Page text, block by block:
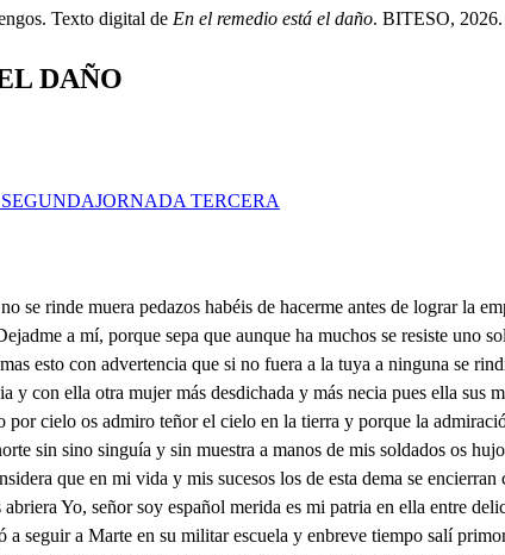
Texto digital de En el remedio está el daño. BITESO, 2026.
DAÑO
JORNADA TERCERA
no hizo si no empezan a dar dichosa una vuelta en favor de nuestra saña cuando volvió ha desacerla Bien presumo yo que entonces España libre seviera del yugo que Italia hoy en su infeliz cuello asienta pues siendo en gente y en armas su ventaja manifierta con tal brio acometimos y en vestimos con tal fuerza que el sol se pasmo de vernos crugio del peso la tierra del turror se murió el ave del cho que temblo la fier tres veces desvaratamos su ejército con ofensa numerosa de los suyos y ninguna de la nuestra cuando a encorporarse vuelto otra vez con más violencia los envestimos juzgando ser más felice la empresa pero el cielo que con pluma de diamante genía puesta en su libro para roma la victoria y la trase día para España en un momento. clono contra nosotros engeñdra tan fiero hurazan tan grande que sin haber resistencia con el poluo nos ahoja y con el humo nos ciega de forma que los romanos recuperados con esta dera nero que el lado les dio en la línea postrera tanto en nuestras vivas cargan y tanto en ellas se ceban como carniceros locios cuando con hambre violenta entre las feroces huñas tienen cogida la presa abrillas de Juadiana y entre sus rubias arenas os más soldados tuvieron sepuloro infeliz y adverza turna y los menos, señor, a prisionados que pena fuimos llorando desdichas y acrecentando miserías Pues con esto al fin, vitla a España le abrió las puertas para entrarse por su casa sin ninguna resistencia mas tú que sus armas riges en árbolas sus banderas sus estandartes tremolas broocas depano suspendones despliegas no ignoro que aquesta dicha la sabras como primera causa de tus nobles iras mas dígola porque entiendas de ráis que mis sucesos unos deotros se encadenan en merida como he dicho que hos secunda roma cuelpa por milagros nuertras rueñas y por blazón nuestra ofensa prisonoro en el palacio del presor estuve aquí entra desa siendo la visagra de marte la dulce guerra de cupido que en las almas la introduce y la fomenta Camila mi hermosa dueño. que ahora yla es en tu presencia con la humildad más valiente su hermosura y más suprema hija es del pretor que yo esclavo de su belleza que oyte es el blasón más grande que miy hazañas ostentan sila un día en un balcón de su casa, pero atenta la vista en sus bellos ojos fijo todas sus posencias loco quede de mirarla bien que fue locura cuerda pues nunca es más entendido un hombre que cuando llega ya que se pierde a perderse por hermosura perfecta Yo que hasta aquí no sabía ni del amor la violencia ni el impenio de su hechoro ni el veneno de sua flochaso para conmigo pasaba un nuevo encanto una guerra que estar sin ella sonhía mucho más que estan con ella fui pasando de esta suerte entre cuidados y penas entre angustias y desvelos ansias yo cobras y quejas y después de un lango, siñio de favores y finezas después de mil vaterías de paseos yasirsencias y después de agaltos muchos de sus piros y nistegas lgre en más grandos favores más llanas correspondencias pero fue de calidad mi leguedad